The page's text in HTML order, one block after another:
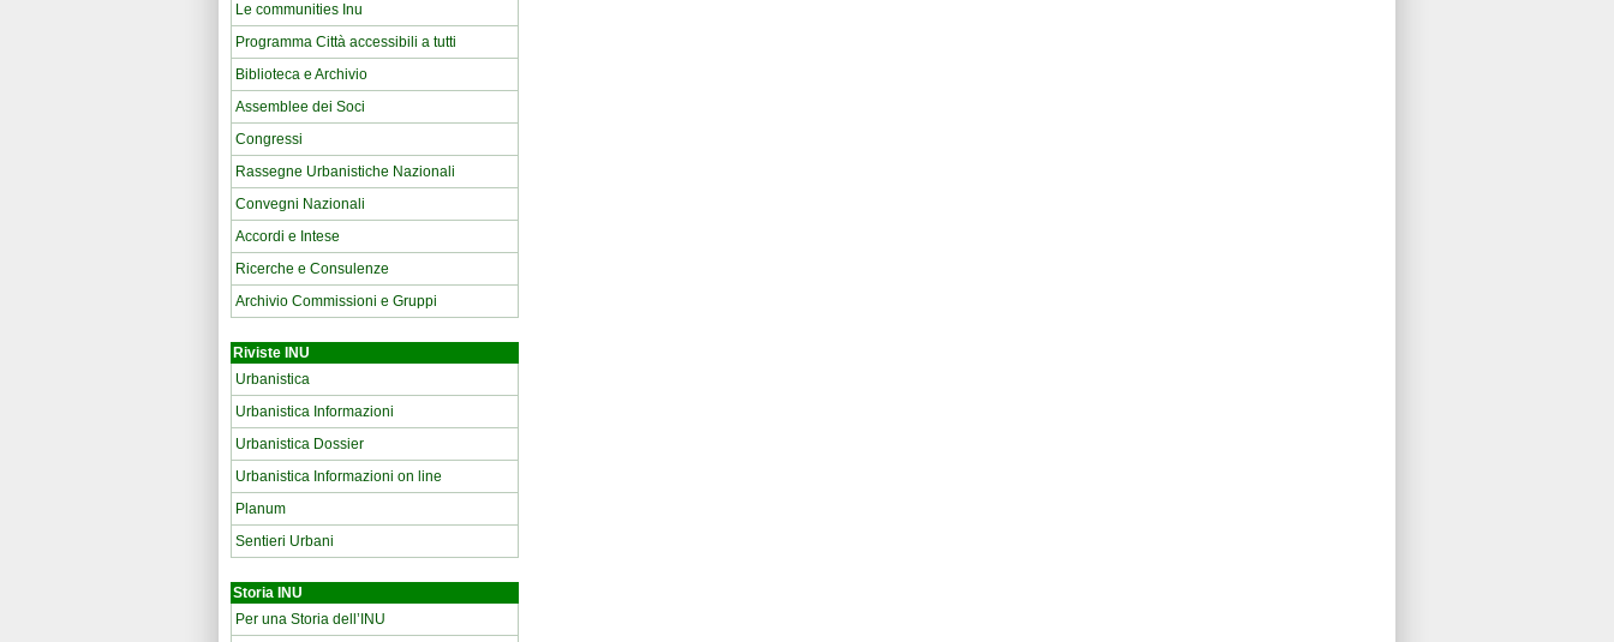
Le communities Inu
Programma Città accessibili a tutti
Biblioteca e Archivio
Assemblee dei Soci
Congressi
Rassegne Urbanistiche Nazionali
Convegni Nazionali
Accordi e Intese
Ricerche e Consulenze
Archivio Commissioni e Gruppi
Riviste INU
Urbanistica
Urbanistica Informazioni
Urbanistica Dossier
Urbanistica Informazioni on line
Planum
Sentieri Urbani
Storia INU
Per una Storia dell’INU